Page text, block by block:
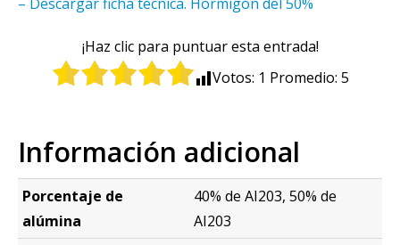
¡Haz clic para puntuar esta entrada!
Votos: 1 Promedio: 5
Información adicional
Porcentaje de
alúmina
40% de AI203, 50% de
AI203